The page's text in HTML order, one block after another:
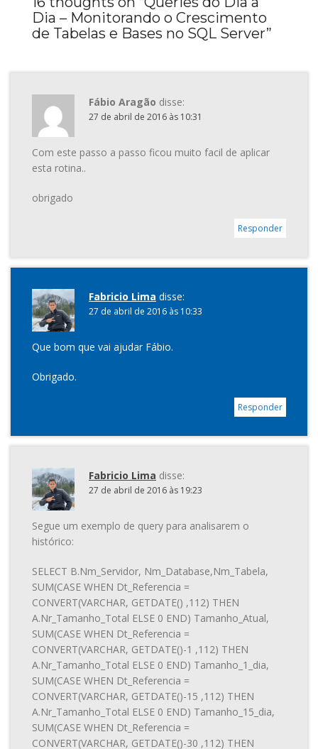
Dia – Monitorando o Crescimento
de Tabelas e Bases no SQL Server”
Fábio Aragão disse:
27 de abril de 2016 às 10:31
Com este passo a passo ficou muito facil de aplicar
esta rotina..
obrigado
Responder
Fabricio Lima disse:
27 de abril de 2016 às 10:33
Que bom que vai ajudar Fábio.
Obrigado.
Responder
Fabricio Lima disse:
27 de abril de 2016 às 19:23
Segue um exemplo de query para analisarem o
histórico:
SELECT B.Nm_Servidor, Nm_Database,Nm_Tabela,
SUM(CASE WHEN Dt_Referencia =
CONVERT(VARCHAR, GETDATE() ,112) THEN
A.Nr_Tamanho_Total ELSE 0 END) Tamanho_Atual,
SUM(CASE WHEN Dt_Referencia =
CONVERT(VARCHAR, GETDATE()-1 ,112) THEN
A.Nr_Tamanho_Total ELSE 0 END) Tamanho_1_dia,
SUM(CASE WHEN Dt_Referencia =
CONVERT(VARCHAR, GETDATE()-15 ,112) THEN
A.Nr_Tamanho_Total ELSE 0 END) Tamanho_15_dia,
SUM(CASE WHEN Dt_Referencia =
CONVERT(VARCHAR, GETDATE()-30 ,112) THEN